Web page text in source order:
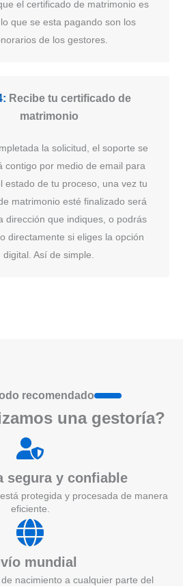
el certificado de matrimonio es
que se esta pagando son los
de los gestores.
Recibe tu certificado de
matrimonio
la solicitud, el soporte se
contigo por medio de email para
estado de tu proceso, una vez tu
matrimonio esté finalizado será
dirección que indiques, o podrás
directamente si eliges la opción
digital. Así de simple.
recomendado
una gestoría?
segura y confiable
protegida y procesada de manera
eficiente.
mundial
nacimiento a cualquier parte del